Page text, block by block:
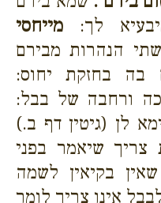
לך: מייחסי
הנהרות מבירם
בה בחזקת יחוס:
ורחבה של בבל:
לן (גיטין דף ב.)
שיאמר בפני
בקיאין לשמה
אינו צריך לומר